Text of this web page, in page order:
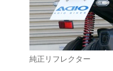
純正リフレクター